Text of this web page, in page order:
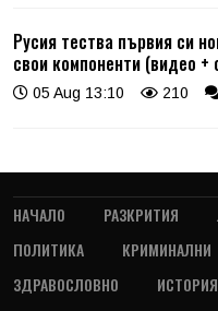
Русия тества първия си
свои компоненти (видео +
05 Aug 13:10 210
НАЧАЛО РАЗКРИТИЯ
ПОЛИТИКА
КРИМИНАЛНИ
ЗДРАВОСЛОВНО
ИСТОРИЯ